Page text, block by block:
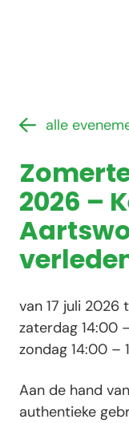
alle
2026 –
van 17 juli
zaterdag 14:00
zondag 14:00 –
Aan de hand
authentieke